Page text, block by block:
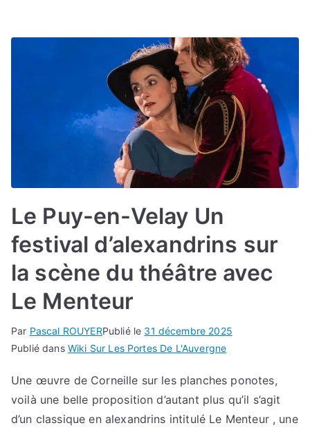
Le Puy-en-Velay Un
festival d’alexandrins sur
la scène du théâtre avec
Le Menteur
Par Pascal ROUYERPublié le 31 décembre 2025
Publié dans Wiki Sur Les Portes De L'Auvergne
Une œuvre de Corneille sur les planches ponotes,
voilà une belle proposition d’autant plus qu’il s’agit
d’un classique en alexandrins intitulé Le Menteur , une